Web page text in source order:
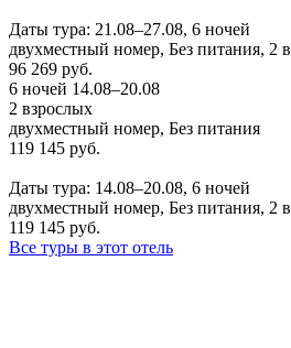
Даты тура: 21.08–27.08, 6 ночей
двухместный номер, Без питания, 2
96 269 руб.
6 ночей 14.08–20.08
2 взрослых
двухместный номер, Без питания
119 145 руб.
Даты тура: 14.08–20.08, 6 ночей
двухместный номер, Без питания, 2
119 145 руб.
Все туры в этот отель